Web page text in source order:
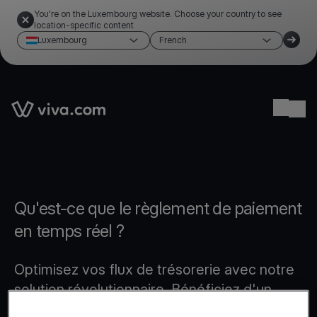
You're on the Luxembourg website. Choose your country to see
location-specific content
Luxembourg
French
Link to the homepage
Qu'est-ce que le règlement de paiement
en temps réel ?
Optimisez vos flux de trésorerie avec notre
solution révolutionnaire. Bénéficiez d'un